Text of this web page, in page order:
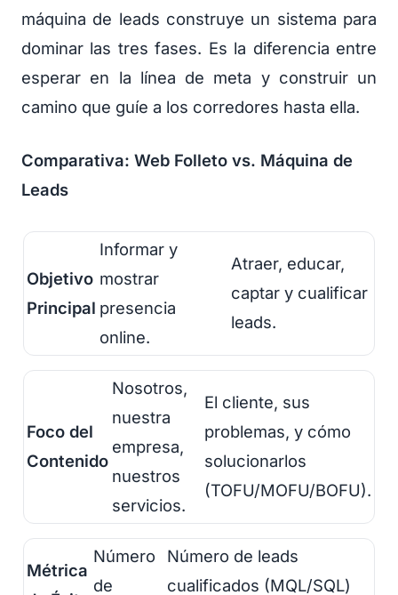
máquina de leads construye un sistema para
dominar las tres fases. Es la diferencia entre
esperar en la línea de meta y construir un
camino que guíe a los corredores hasta ella.
Comparativa: Web Folleto vs. Máquina de
Leads
Objetivo
Principal
Informar y
mostrar
presencia
online.
Atraer, educar,
captar y cualificar
leads.
Foco del
Contenido
Nosotros,
nuestra
empresa,
nuestros
servicios.
El cliente, sus
problemas, y cómo
solucionarlos
(TOFU/MOFU/BOFU).
Métrica
Número
de
Número de leads
cualificados (MQL/SQL)